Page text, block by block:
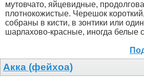
мутовчато, яйцевидные,
плотнокожистые. Черешок
собраны в кисти, в зонтики или
шарлахово-красные, иногда белые
Акка (фейхоа)